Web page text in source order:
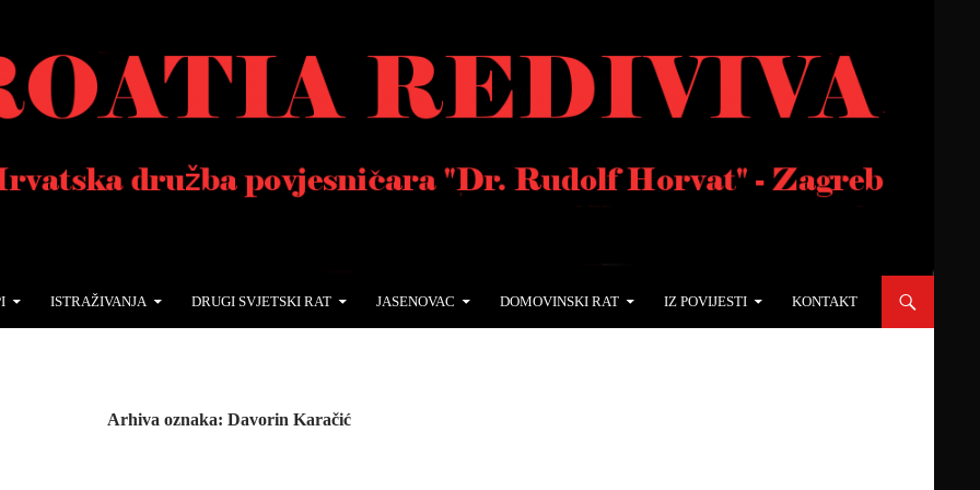
ISTRAŽIVANJA DRUGI SVJETSKI RAT JASENOVAC DOMOVINSKI RAT IZ POVIJESTI KONTAKT
Arhiva oznaka: Davorin Karačić